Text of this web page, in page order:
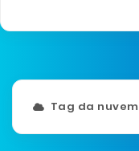
Tag da nuvem